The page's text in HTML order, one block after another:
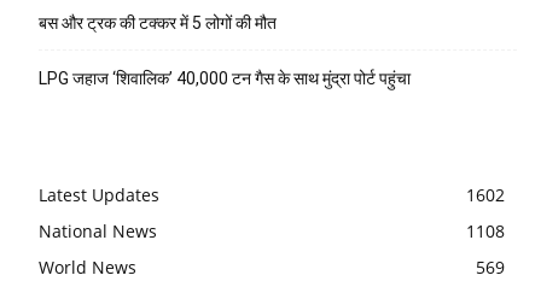
बस और ट्रक की टक्कर में 5 लोगों की मौत
LPG जहाज ‘शिवालिक’ 40,000 टन गैस के साथ मुंद्रा पोर्ट पहुंचा
Latest Updates
1602
National News
1108
World News
569